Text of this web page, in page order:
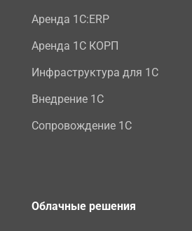
Аренда 1С:ERP
Аренда 1С КОРП
Инфраструктура для 1С
Внедрение 1С
Сопровождение 1С
Облачные решения